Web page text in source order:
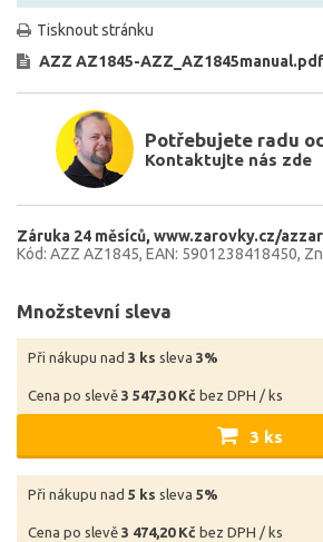
Tisknout stránku
AZZ AZ1845-AZZ_AZ1845manual.pdf
Potřebujete radu
Kontaktujte nás zde
Záruka 24 měsíců www.zarovky.cz/
Kód: AZZ AZ1845 EAN: 5901238418450
Množstevní sleva
Při nákupu nad 3 ks sleva 3%
Cena po slevě 3 547,30 Kč bez DPH / ks
3 ks
Při nákupu nad 5 ks sleva 5%
Cena po slevě 3 474,20 Kč bez DPH / ks